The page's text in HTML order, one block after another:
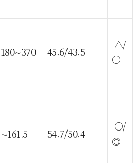
180∼370 45.6/43.5
△/
○
∼161.5 54.7/50.4
○/
◎